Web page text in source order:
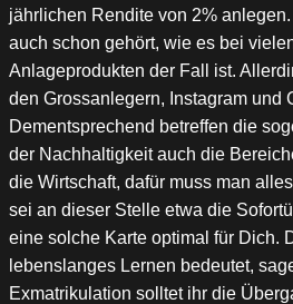
jährlichen Rendite von 2%
auch schon gehört, wie es bei
Anlageprodukten der Fall ist.
den Grossanlegern, Instagram und
Dementsprechend betreffen die
der Nachhaltigkeit auch die
die Wirtschaft, dafür muss man
sei an dieser Stelle etwa die
eine solche Karte optimal für Dich.
lebenslanges Lernen bedeutet,
Exmatrikulation solltet ihr die